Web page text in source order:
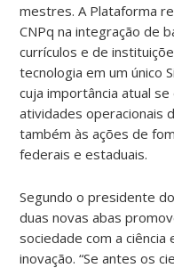
mestres. A Plataforma
CNPq na integração de
currículos e de
tecnologia em um único
cuja importância atual
atividades operacionais
também às ações de
federais e estaduais.
Segundo o presidente
duas novas abas
sociedade com a ciência
inovação. “Se antes os